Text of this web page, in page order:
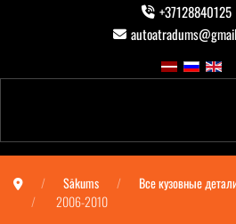
+37128840125
Sākums Все кузовные
2006-2010